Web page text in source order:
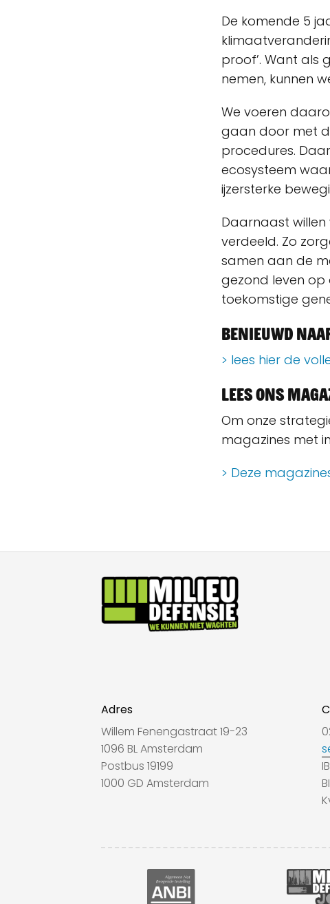
De komende 5
proof’. Want als
nemen, kunnen
We voeren
gaan door met
procedures.
ecosysteem
ijzersterke
Daarnaast
verdeeld. Zo
samen aan de
gezond leven op
toekomstige
Benieuwd
> lees hier de
Lees ons
Om onze
magazines met
> Deze
Adres
Willem Fenengastraat 19-23
1096 BL Amsterdam
Postbus 19199
1000 GD Amsterdam